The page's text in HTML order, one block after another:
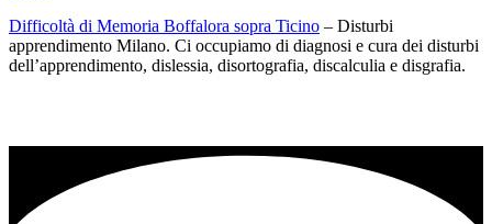
Difficoltà di Memoria Boffalora sopra Ticino – Disturbi
apprendimento Milano. Ci occupiamo di diagnosi e cura dei disturbi
dell’apprendimento, dislessia, disortografia, discalculia e disgrafia.